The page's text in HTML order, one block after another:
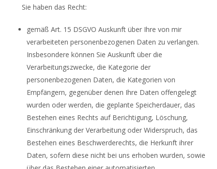
Sie haben das Recht:
gemäß Art. 15 DSGVO Auskunft über Ihre von mir
verarbeiteten personenbezogenen Daten zu verlangen.
Insbesondere können Sie Auskunft über die
Verarbeitungszwecke, die Kategorie der
personenbezogenen Daten, die Kategorien von
Empfängern, gegenüber denen Ihre Daten offengelegt
wurden oder werden, die geplante Speicherdauer, das
Bestehen eines Rechts auf Berichtigung, Löschung,
Einschränkung der Verarbeitung oder Widerspruch, das
Bestehen eines Beschwerderechts, die Herkunft ihrer
Daten, sofern diese nicht bei uns erhoben wurden, sowie